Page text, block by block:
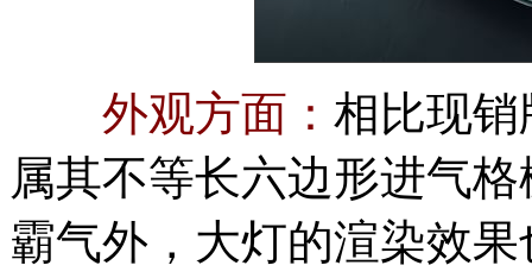
外观方面： 相比现销
属其不等长六边形进气
霸气外，大灯的渲染效